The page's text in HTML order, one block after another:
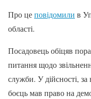
Про цеповідомили в
області.
Посадовець обіцяв
питання щодо
служби. У дійсності,
боєць мав право на